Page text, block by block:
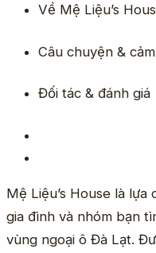
Về Mệ Liệu’s
Câu chuyện &
Đối tác & đánh giá
Mệ Liệu’s House là
gia đình và nhóm bạn
vùng ngoại ô Đà Lạt.